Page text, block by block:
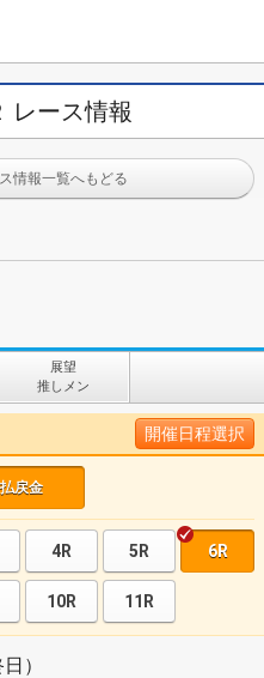
レース情報
情報一覧へもどる
展望
推しメン
開催日程選択
戻金
4R 5R 6R
10R 11R
）